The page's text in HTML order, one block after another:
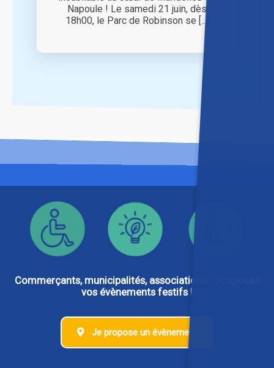
Napoule ! Le samedi 21 juin, dès
18h00, le Parc de Robinson se [...]
Commerçants, municipalités, associations... Proposez
vos évènements festifs !
Je propose un évènement